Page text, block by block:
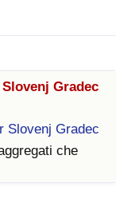
Slovenj Gradec
Slovenj Gradec
che